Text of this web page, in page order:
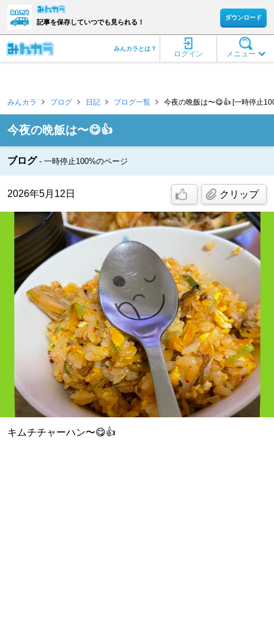
記事を保存していつでも見られる！
ダウンロード
メニュー
ログイン
みんカラとは？
みんカラ ブログ 日記 ブログ一覧 今夜の晩飯は〜😋👍 [一時停止
今夜の晩飯は〜😋👍
ブログ 一時停止100%のページ
2026年5月12日 クリップ
キムチチャーハン〜😋👍